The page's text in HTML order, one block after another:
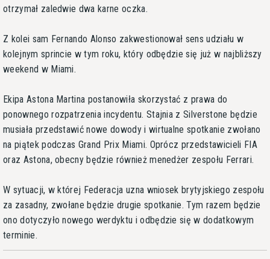
otrzymał zaledwie dwa karne oczka.
Z kolei sam Fernando Alonso zakwestionował sens udziału w
kolejnym sprincie w tym roku, który odbędzie się już w najbliższy
weekend w Miami.
Ekipa Astona Martina postanowiła skorzystać z prawa do
ponownego rozpatrzenia incydentu. Stajnia z Silverstone będzie
musiała przedstawić nowe dowody i wirtualne spotkanie zwołano
na piątek podczas Grand Prix Miami. Oprócz przedstawicieli FIA
oraz Astona, obecny będzie również menedżer zespołu Ferrari.
W sytuacji, w której Federacja uzna wniosek brytyjskiego zespołu
za zasadny, zwołane będzie drugie spotkanie. Tym razem będzie
ono dotyczyło nowego werdyktu i odbędzie się w dodatkowym
terminie.